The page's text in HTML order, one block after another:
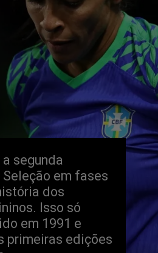
segunda
em fases
dos
Isso só
em 1991 e
primeiras edições